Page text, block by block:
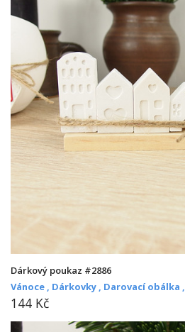
Dárkový poukaz #2886
Vánoce , Dárkovky , Darovací obálka ,
144 Kč